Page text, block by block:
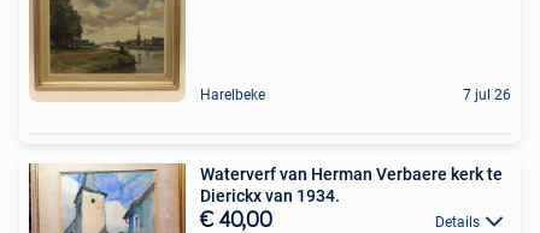
Harelbeke 7 jul 26
Waterverf van Herman Verbaere kerk te
Dierickx van 1934.
€ 40,00 Details